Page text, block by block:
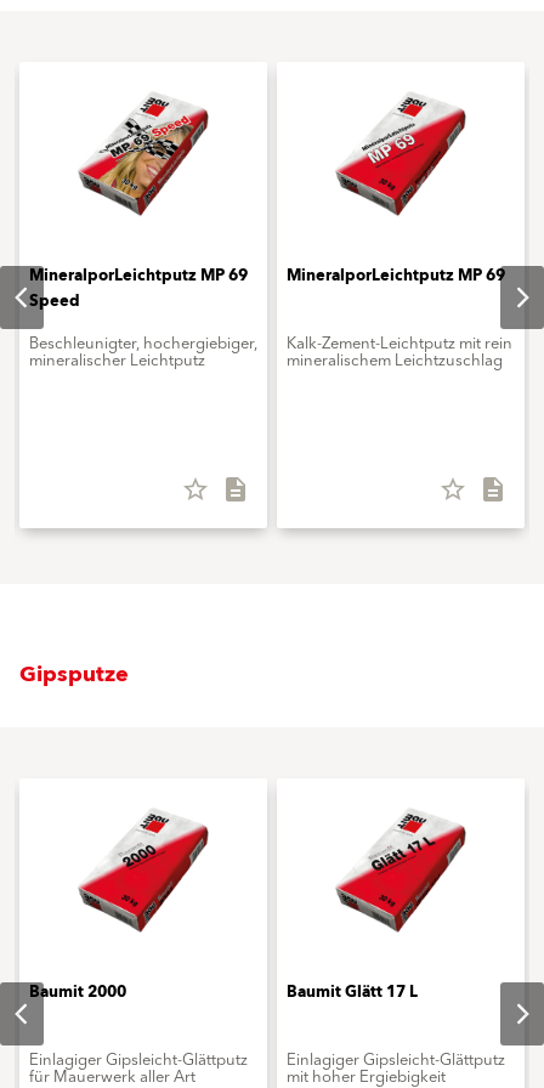
MineralporLeichtputz MP 69
Speed
Beschleunigter, hochergiebiger,
mineralischer Leichtputz
star_border description
MineralporLeichtputz MP 69
Kalk-Zement-Leichtputz mit ­rein
mineralischem Leichtzuschlag
star_border description
Gipsputze
Baumit 2000
Einlagiger Gipsleicht-Glättputz
für Mauerwerk aller Art
Baumit Glätt 17 L
Einlagiger Gipsleicht-Glättputz
mit hoher Ergiebigkeit